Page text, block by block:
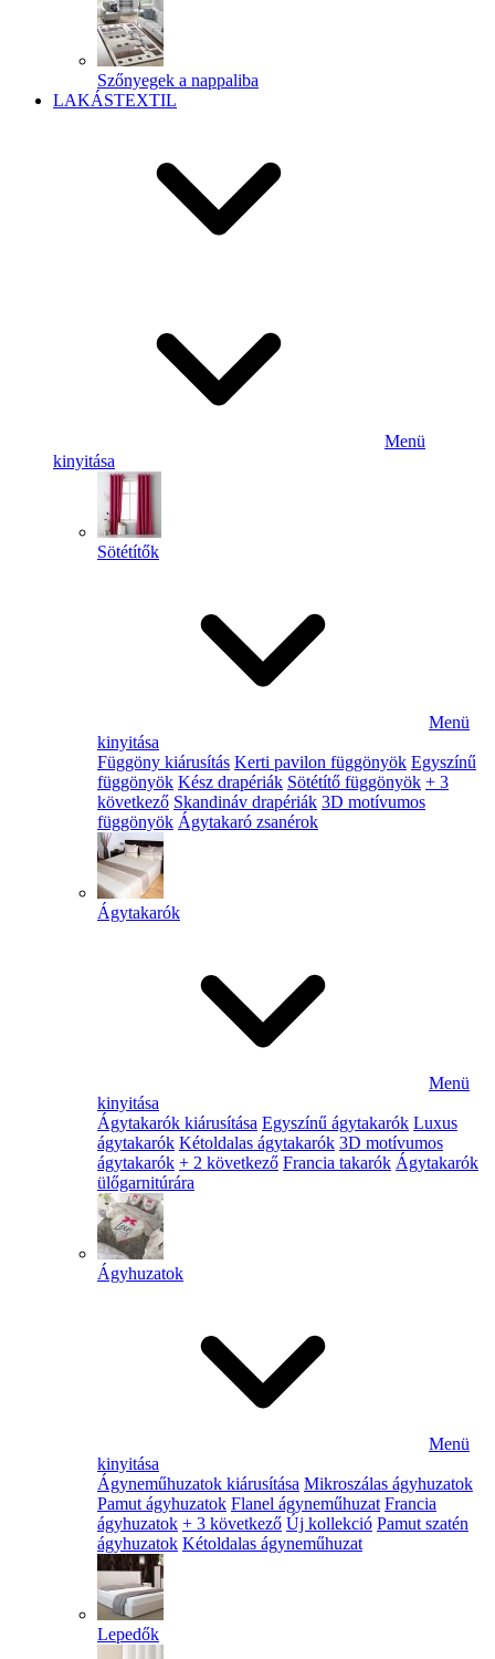
Szőnyegek a nappaliba
LAKÁSTEXTIL
Menü
kinyitása
Sötétítők
Menü
kinyitása
Függöny kiárusítás Kerti pavilon függönyök Egyszínű
függönyök Kész drapériák Sötétítő függönyök + 3
következő Skandináv drapériák 3D motívumos
függönyök Ágytakaró zsanérok
Ágytakarók
Menü
kinyitása
Ágytakarók kiárusítása Egyszínű ágytakarók Luxus
ágytakarók Kétoldalas ágytakarók 3D motívumos
ágytakarók + 2 következő Francia takarók Ágytakarók
ülőgarnitúrára
Ágyhuzatok
Menü
kinyitása
Ágyneműhuzatok kiárusítása Mikroszálas ágyhuzatok
Pamut ágyhuzatok Flanel ágyneműhuzat Francia
ágyhuzatok + 3 következő Új kollekció Pamut szatén
ágyhuzatok Kétoldalas ágyneműhuzat
Lepedők